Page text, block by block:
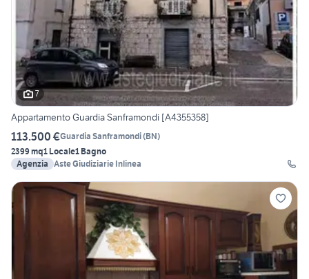
7
Appartamento Guardia Sanframondi [A4355358]
113.500 €Guardia Sanframondi(BN)
2399 mq1 Locale1 Bagno
Agenzia Aste Giudiziarie Inlinea